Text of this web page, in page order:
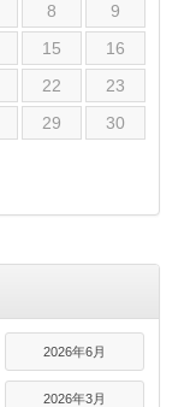
8
9
15
16
22
23
29
30
2026年6月
2026年3月